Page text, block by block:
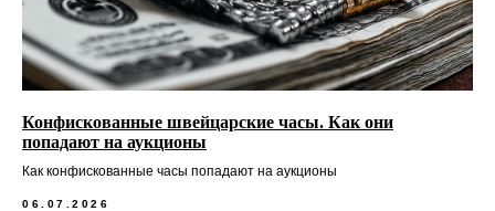
Конфискованные швейцарские часы. Как они
попадают на аукционы
Как конфискованные часы попадают на аукционы
06.07.2026